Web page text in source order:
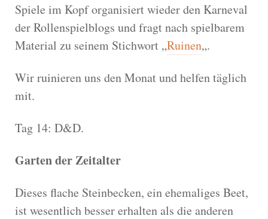
Spiele im Kopf organisiert wieder den Karneval
der Rollenspielblogs und fragt nach spielbarem
Material zu seinem Stichwort „Ruinen„.
Wir ruinieren uns den Monat und helfen täglich
mit.
Tag 14: D&D.
Garten der Zeitalter
Dieses flache Steinbecken, ein ehemaliges Beet,
ist wesentlich besser erhalten als die anderen